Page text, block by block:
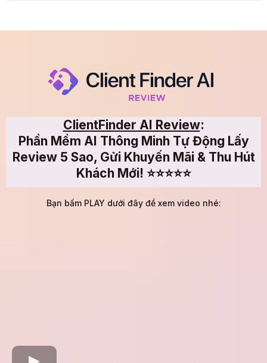
ClientFinder AI Review:
Phần Mềm AI Thông Minh Tự Động Lấy
Review 5 Sao, Gửi Khuyến Mãi & Thu Hút
Khách Mới! ⭐⭐⭐⭐⭐
Bạn bấm PLAY dưới đây để xem video nhé: